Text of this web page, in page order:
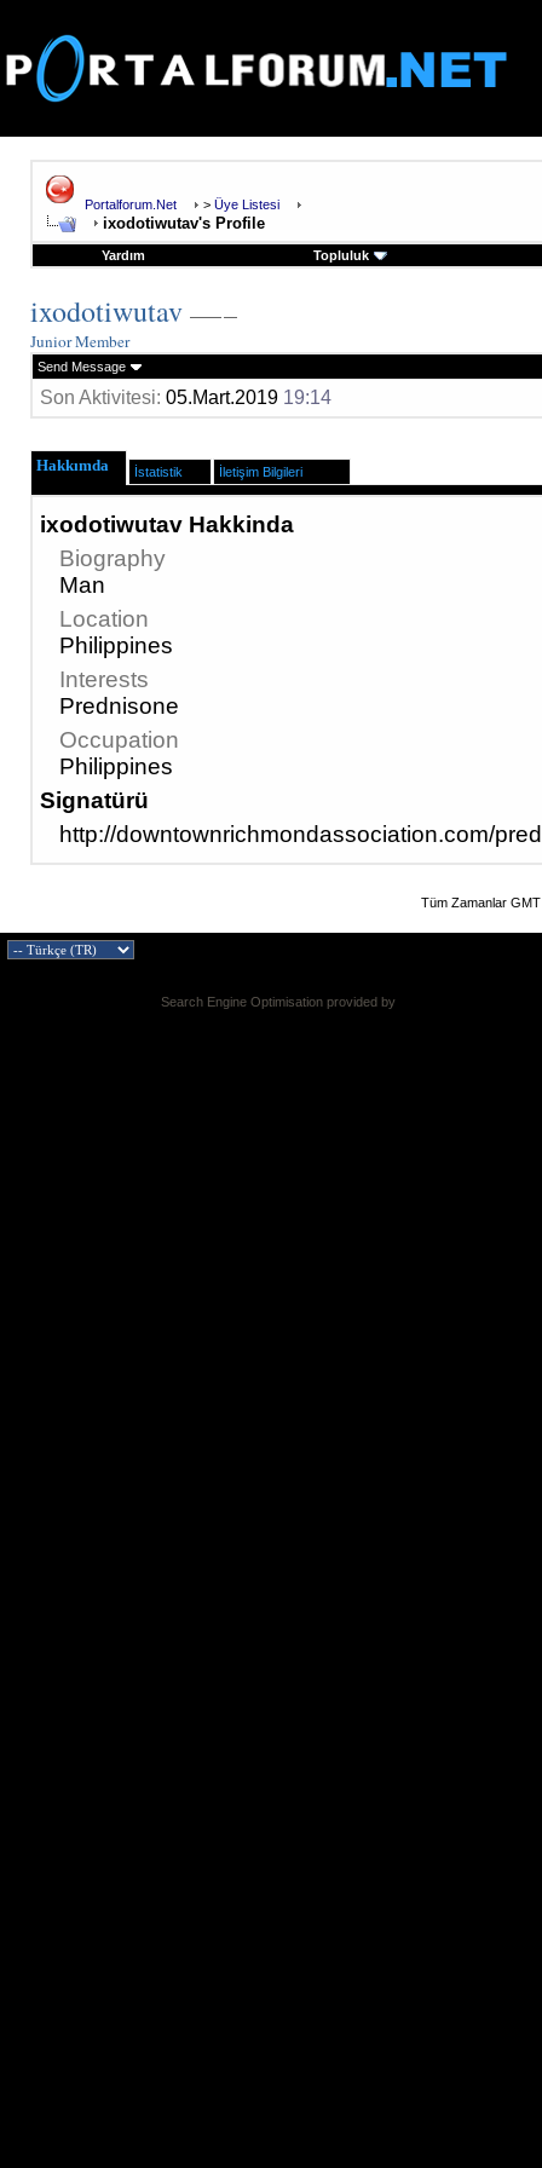
Portalforum.Net > Üye Listesi
ixodotiwutav's Profile
Yardım Topluluk
ixodotiwutav
Junior Member
Send Message
Son Aktivitesi: 05.Mart.2019 19:14
Hakkımda İstatistik İletişim Bilgileri
ixodotiwutav Hakkinda
Biography
Man
Location
Philippines
Interests
Prednisone
Occupation
Philippines
Signatürü
http://downtownrichmondassociation.com/
Tüm Zamanlar
Search Engine Optimisation provided by